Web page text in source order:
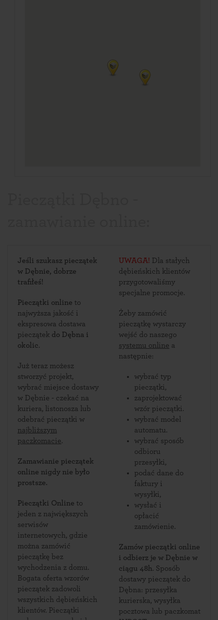
Jeśli szukasz pieczątek
w Dębnie, dobrze
trafiłeś!
Pieczątki online to
najwyższa jakość i
ekspresowa dostawa
pieczątek do Dębna i
okolic.
Już teraz możesz
stworzyć projekt,
wybrać miejsce dostawy
w Dębnie - czekać na
kuriera, listonosza lub
odebrać pieczątki w
najbliższym
paczkomacie.
Zamawianie pieczątek
online nigdy nie było
prostsze.
Pieczątki Online to
jeden z największych
serwisów
internetowych, gdzie
można zamówić
pieczątkę bez
wychodzenia z domu.
Bogata oferta wzorów
pieczątek zadowoli
wszystkich dębieńskich
klientów. Pieczątki
UWAGA! Dla stałych
dębieńskich klientów
przygotowaliśmy
specjalne promocje.
Żeby zamówić
pieczątkę wystarczy
wejść do naszego
systemu online a
następnie:
wybrać typ
pieczątki,
zaprojektować
wzór pieczątki.
wybrać model
automatu.
wybrać sposób
odbioru
przesyłki,
podać dane do
faktury i
wysyłki,
wysłać i
opłacić
zamówienie.
Zamów pieczątki online
i odbierz je w Dębnie w
ciągu 48h. Sposób
dostawy pieczątek do
Dębna: przesyłka
kurierska, wysyłka
pocztowa lub paczkomat